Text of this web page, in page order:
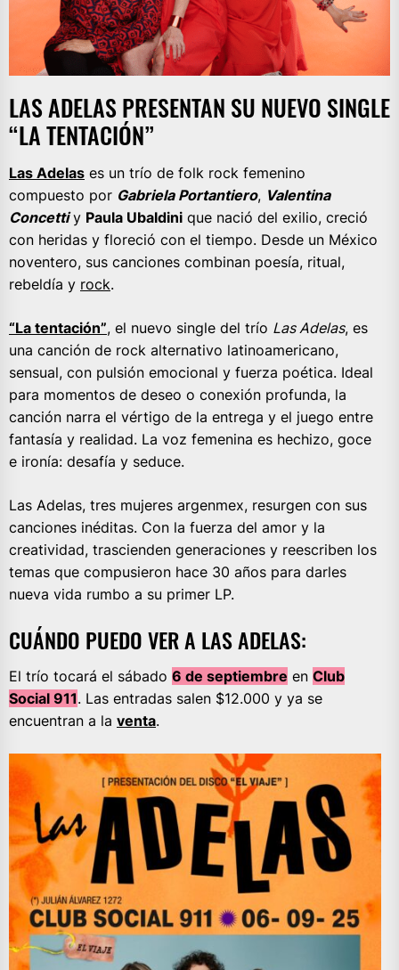
LAS ADELAS PRESENTAN SU NUEVO SINGLE
“LA TENTACIÓN”
Las Adelas es un trío de folk rock femenino
compuesto por Gabriela Portantiero, Valentina
Concettiy Paula Ubaldini que nació del exilio, creció
con heridas y floreció con el tiempo. Desde un México
noventero, sus canciones combinan poesía, ritual,
rebeldía y rock.
“La tentación”, el nuevo single del trío Las Adelas, es
una canción de rock alternativo latinoamericano,
sensual, con pulsión emocional y fuerza poética. Ideal
para momentos de deseo o conexión profunda, la
canción narra el vértigo de la entrega y el juego entre
fantasía y realidad. La voz femenina es hechizo, goce
e ironía: desafía y seduce.
Las Adelas, tres mujeres argenmex, resurgen con sus
canciones inéditas. Con la fuerza del amor y la
creatividad, trascienden generaciones y reescriben los
temas que compusieron hace 30 años para darles
nueva vida rumbo a su primer LP.
CUÁNDO PUEDO VER A LAS ADELAS:
El trío tocará el sábado 6 de septiembre en Club
Social 911. Las entradas salen $12.000 y ya se
encuentran a la venta.